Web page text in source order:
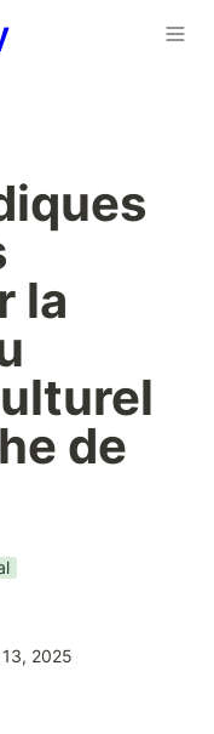
la
de
2025